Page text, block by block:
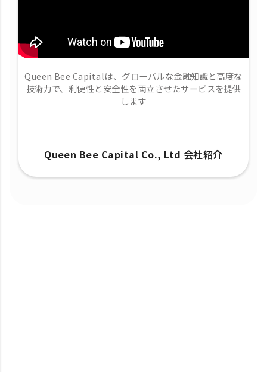
Queen Bee Capitalは、グローバルな金融知識と高度な
技術力で、​利便性と安全性を両立させたサービスを提供
します
Queen Bee Capital Co., Ltd 会社紹介